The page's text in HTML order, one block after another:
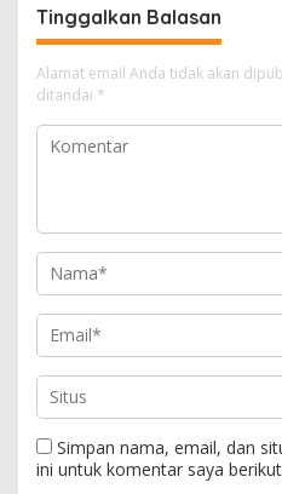
Tinggalkan Balasan
Alamat email Anda tidak akan
ditandai *
Simpan nama, email, dan
ini untuk komentar saya